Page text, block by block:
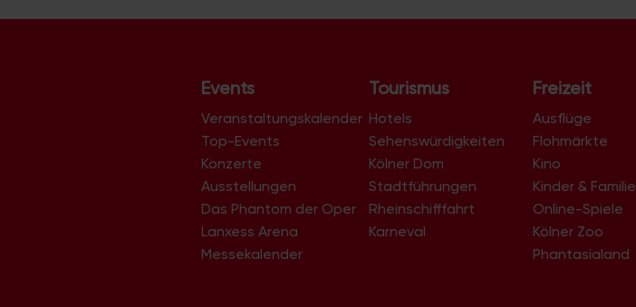
Events
Veranstaltungskalender
Top-Events
Konzerte
Ausstellungen
Das Phantom der Oper
Lanxess Arena
Messekalender
Tourismus
Hotels
Sehenswürdigkeiten
Kölner Dom
Stadtführungen
Rheinschifffahrt
Karneval
Freizeit
Ausflüge
Flohmärkte
Kino
Kinder & Familie
Online-Spiele
Kölner Zoo
Phantasialand